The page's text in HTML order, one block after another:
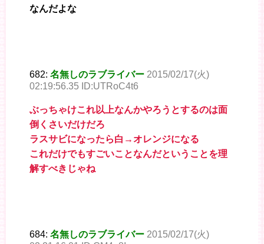
なんだよな
682: 名無しのラブライバー 2015/02/17(火)
02:19:56.35 ID:UTRoC4t6
ぶっちゃけこれ以上なんかやろうとするのは面
倒くさいだけだろ
ラスサビになったら白→オレンジになる
これだけでもすごいことなんだということを理
解すべきじゃね
684: 名無しのラブライバー 2015/02/17(火)